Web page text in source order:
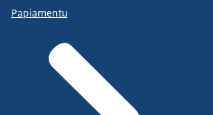
Papiamentu